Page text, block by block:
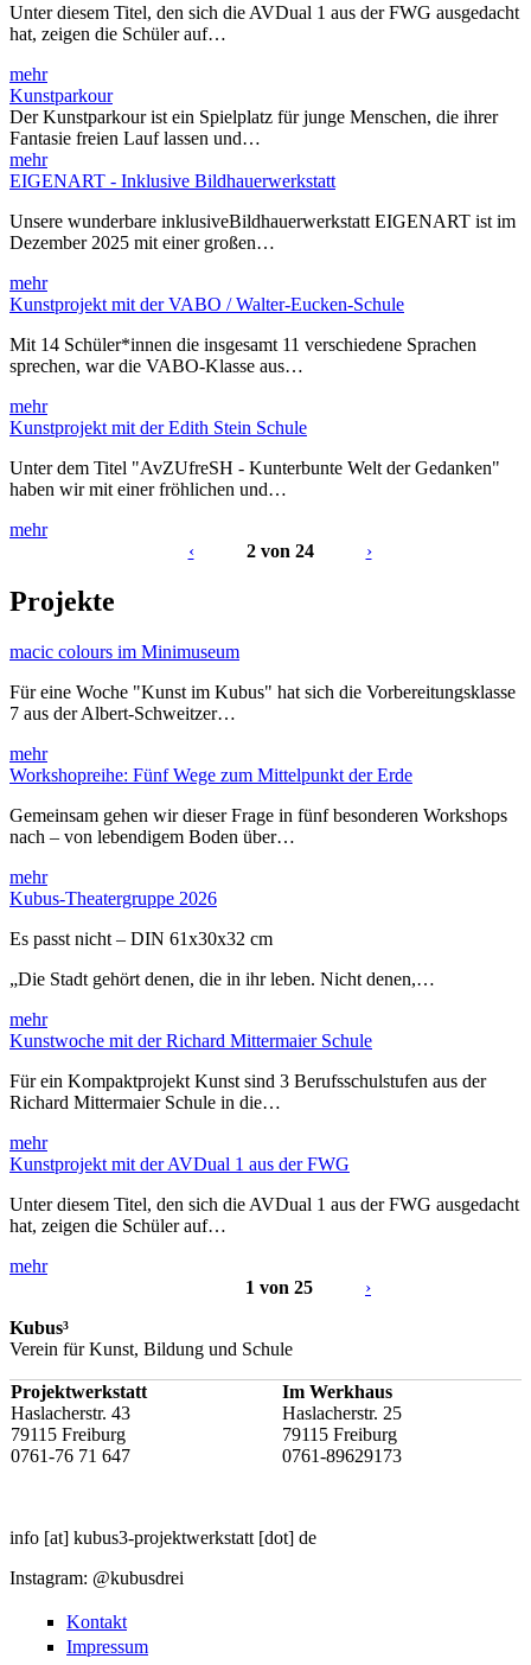
Unter diesem Titel, den sich die AVDual 1 aus der FWG ausgedacht
hat, zeigen die Schüler auf…
mehr
Kunstparkour
Der Kunstparkour ist ein Spielplatz für junge Menschen, die ihrer
Fantasie freien Lauf lassen und…
mehr
EIGENART - Inklusive Bildhauerwerkstatt
Unsere wunderbare inklusiveBildhauerwerkstatt EIGENART ist im
Dezember 2025 mit einer großen…
mehr
Kunstprojekt mit der VABO / Walter-Eucken-Schule
Mit 14 Schüler*innen die insgesamt 11 verschiedene Sprachen
sprechen, war die VABO-Klasse aus…
mehr
Kunstprojekt mit der Edith Stein Schule
Unter dem Titel "AvZUfreSH - Kunterbunte Welt der Gedanken"
haben wir mit einer fröhlichen und…
mehr
‹
2 von 24 ›
Projekte
macic colours im Minimuseum
Für eine Woche "Kunst im Kubus" hat sich die Vorbereitungsklasse
7 aus der Albert-Schweitzer…
mehr
Workshopreihe: Fünf Wege zum Mittelpunkt der Erde
Gemeinsam gehen wir dieser Frage in fünf besonderen Workshops
nach – von lebendigem Boden über…
mehr
Kubus-Theatergruppe 2026
Es passt nicht – DIN 61x30x32 cm
„Die Stadt gehört denen, die in ihr leben. Nicht denen,…
mehr
Kunstwoche mit der Richard Mittermaier Schule
Für ein Kompaktprojekt Kunst sind 3 Berufsschulstufen aus der
Richard Mittermaier Schule in die…
mehr
Kunstprojekt mit der AVDual 1 aus der FWG
Unter diesem Titel, den sich die AVDual 1 aus der FWG ausgedacht
hat, zeigen die Schüler auf…
mehr
1 von 25
›
Kubus³
Verein für Kunst, Bildung und Schule
Projektwerkstatt
Haslacherstr. 43
79115 Freiburg
0761-76 71 647
Im Werkhaus
Haslacherstr. 25
79115 Freiburg
0761-89629173
info [at] kubus3-projektwerkstatt [dot] de
Instagram: @kubusdrei
Kontakt
Impressum